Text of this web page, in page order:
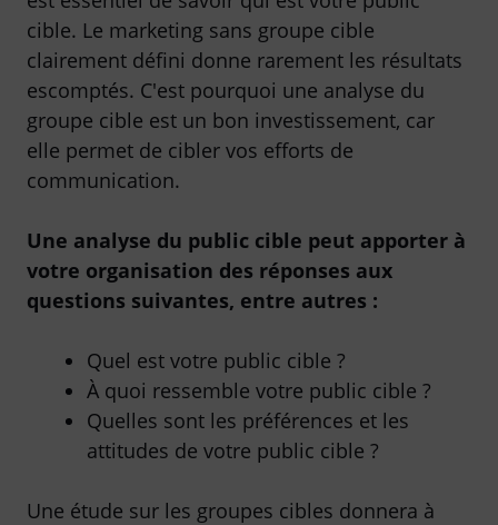
cible. Le marketing sans groupe cible
clairement défini donne rarement les résultats
escomptés. C'est pourquoi une analyse du
groupe cible est un bon investissement, car
elle permet de cibler vos efforts de
communication.
Une analyse du public cible peut apporter à
votre organisation des réponses aux
questions suivantes, entre autres :
Quel est votre public cible ?
À quoi ressemble votre public cible ?
Quelles sont les préférences et les
attitudes de votre public cible ?
Une étude sur les groupes cibles donnera à